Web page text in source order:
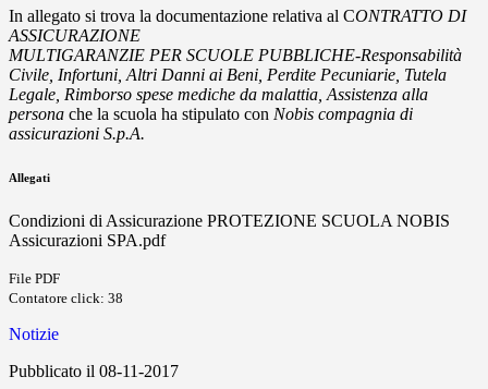
In allegato si trova la documentazione relativa al CONTRATTO DI
ASSICURAZIONE
MULTIGARANZIE PER SCUOLE PUBBLICHE-Responsabilità
Civile, Infortuni, Altri Danni ai Beni, Perdite Pecuniarie, Tutela
Legale, Rimborso spese mediche da malattia, Assistenza alla
persona che la scuola ha stipulato con Nobis compagnia di
assicurazioni S.p.A.
Allegati
Condizioni di Assicurazione PROTEZIONE SCUOLA NOBIS
Assicurazioni SPA.pdf
File PDF
Contatore click: 38
Notizie
Pubblicato il 08-11-2017